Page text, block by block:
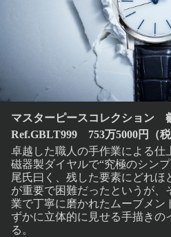
マスターピースコレクション
Ref.GBLT999 753万5000円（税
卓越した職人の手作業による仕
磁器製ダイヤルで“究極のシン
尾氏曰く、残した要素にどれ
が重要で困難だったというが、
業で丁寧に磨かれたムーブメン
ずかに立体的に見せる手描きの
る。